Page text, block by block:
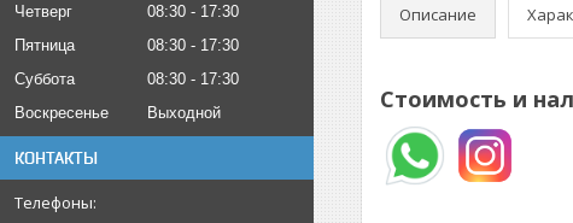
Четверг
08:30
17:30
Пятница
08:30
17:30
Суббота
08:30
17:30
Воскресенье
Выходной
КОНТАКТЫ
Описание
Стоимость и